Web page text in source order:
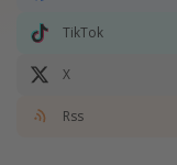
TikTok
X
Rss